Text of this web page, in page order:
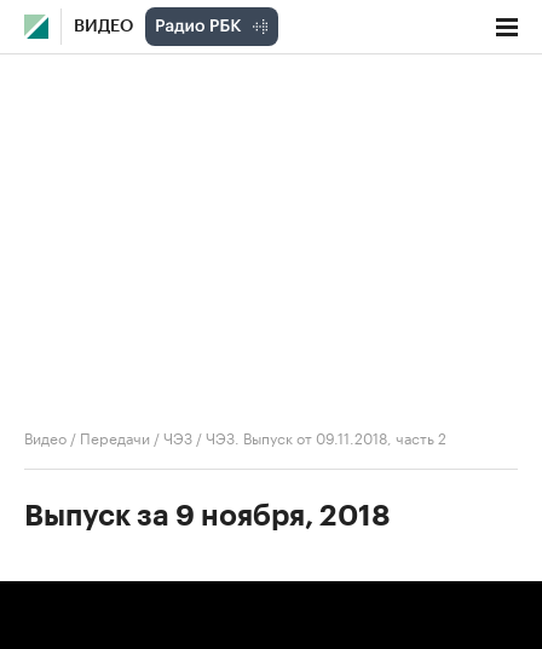
ВИДЕО
Видео / Передачи /ЧЭЗ /ЧЭЗ. Выпуск от 09.11.2018, часть 2
Выпуск за 9 ноября, 2018